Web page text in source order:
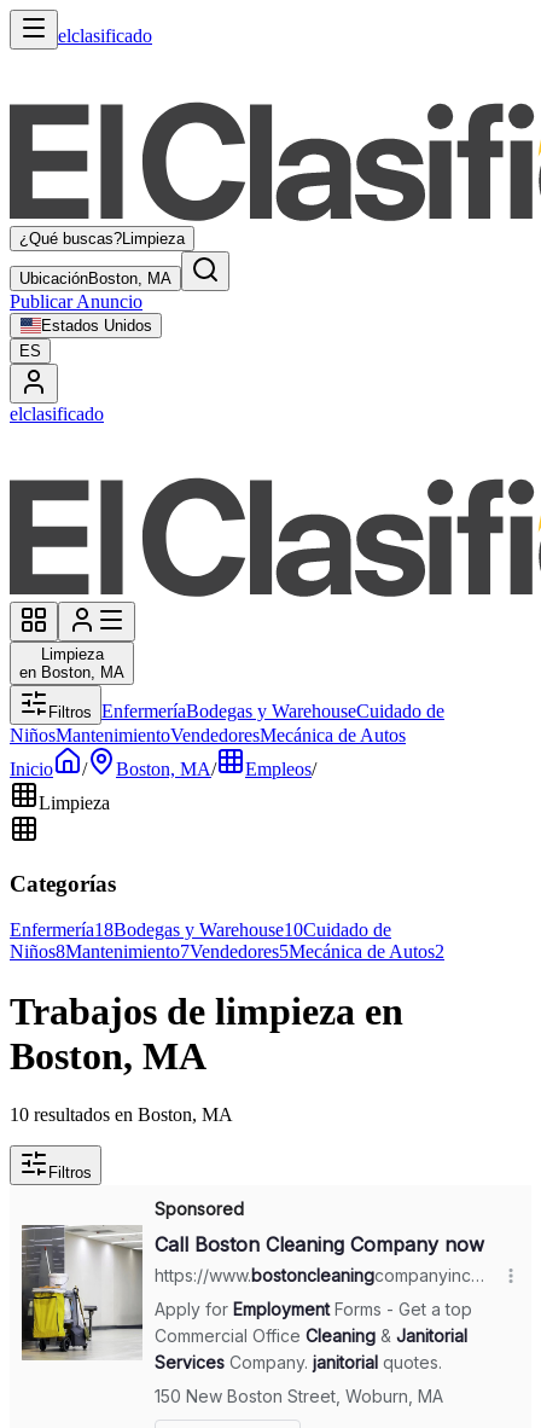
elclasificado
¿Qué buscas?Limpieza
UbicaciónBoston, MA
Publicar Anuncio
Estados Unidos
ES
elclasificado
Limpieza
en Boston, MA
Filtros EnfermeríaBodegas y WarehouseCuidado de
NiñosMantenimientoVendedoresMecánica de Autos
Inicio
/ Boston, MA/ Empleos/
Limpieza
Categorías
Enfermería18Bodegas y Warehouse10Cuidado de
Niños8Mantenimiento7Vendedores5Mecánica de Autos2
Trabajos de limpieza en
Boston, MA
10 resultados en Boston, MA
Filtros